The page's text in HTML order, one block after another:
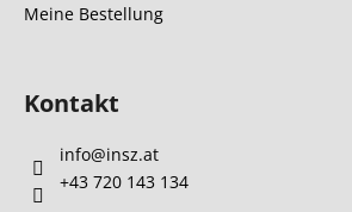
Meine Bestellung
Kontakt
info@insz.at
+43 720 143 134